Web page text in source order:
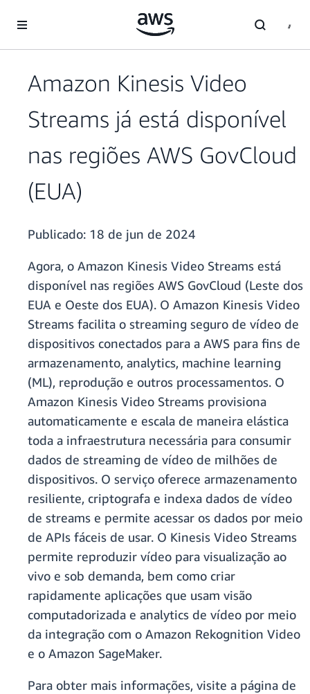
Pular para o conteúdo principal
Amazon Kinesis Video
Streams já está disponível
nas regiões AWS GovCloud
(EUA)
Publicado: 18 de jun de 2024
Agora, o Amazon Kinesis Video Streams está
disponível nas regiões AWS GovCloud (Leste dos
EUA e Oeste dos EUA). O Amazon Kinesis Video
Streams facilita o streaming seguro de vídeo de
dispositivos conectados para a AWS para fins de
armazenamento, analytics, machine learning
(ML), reprodução e outros processamentos. O
Amazon Kinesis Video Streams provisiona
automaticamente e escala de maneira elástica
toda a infraestrutura necessária para consumir
dados de streaming de vídeo de milhões de
dispositivos. O serviço oferece armazenamento
resiliente, criptografa e indexa dados de vídeo
de streams e permite acessar os dados por meio
de APIs fáceis de usar. O Kinesis Video Streams
permite reproduzir vídeo para visualização ao
vivo e sob demanda, bem como criar
rapidamente aplicações que usam visão
computadorizada e analytics de vídeo por meio
da integração com o Amazon Rekognition Video
e o Amazon SageMaker.
Para obter mais informações, visite a página de